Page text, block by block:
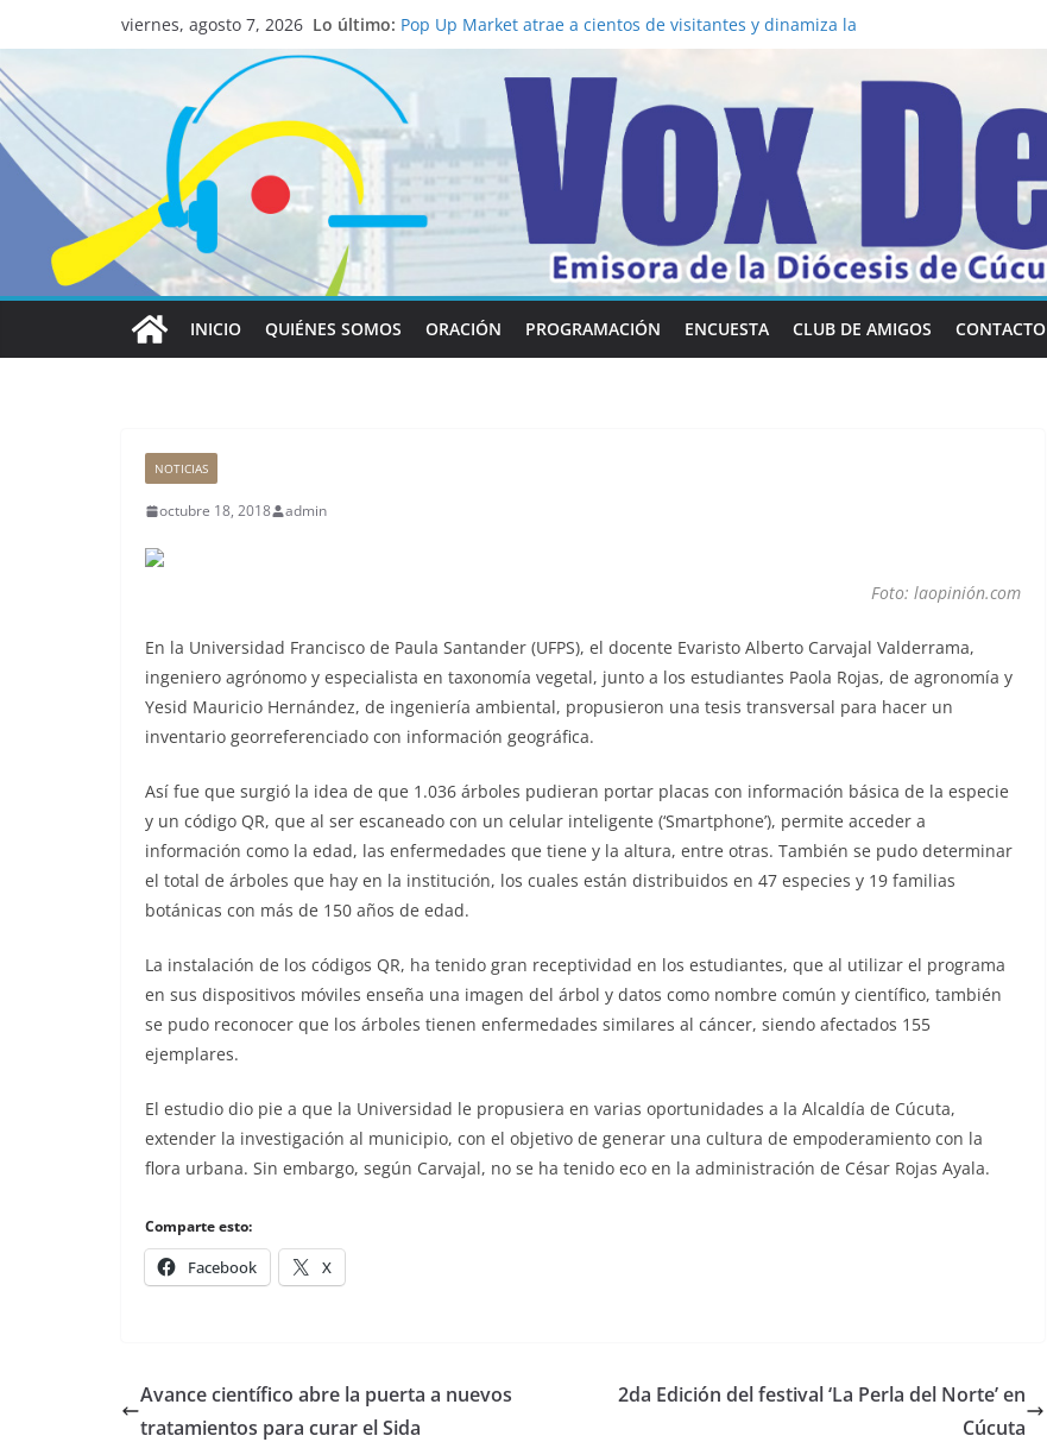
viernes, agosto 7, 2026 Lo último: católico para convertirse en “Superancianos”
Pop Up Market atrae a cientos de visitantes y dinamiza la
Salud mental a la mesa: la importancia de hablarlo en
familia
Lo que tienen en común la nueva Película Toy Story 5 y el
Papa León XIV
Realizadores de Vox Dei fortalecen su identidad
institucional y habilidades en comunicación visual
INICIO QUIÉNES SOMOS ORACIÓN PROGRAMACIÓN ENCUESTA CLUB DE AMIGOS CONTACTO
NOTICIAS
octubre 18, 2018 admin
Foto: laopinión.com
En la Universidad Francisco de Paula Santander (UFPS), el docente Evaristo Alberto Carvajal Valderrama,
ingeniero agrónomo y especialista en taxonomía vegetal, junto a los estudiantes Paola Rojas, de agronomía y
Yesid Mauricio Hernández, de ingeniería ambiental, propusieron una tesis transversal para hacer un
inventario georreferenciado con información geográfica.
Así fue que surgió la idea de que 1.036 árboles pudieran portar placas con información básica de la especie
y un código QR, que al ser escaneado con un celular inteligente (‘Smartphone’), permite acceder a
información como la edad, las enfermedades que tiene y la altura, entre otras. También se pudo determinar
el total de árboles que hay en la institución, los cuales están distribuidos en 47 especies y 19 familias
botánicas con más de 150 años de edad.
La instalación de los códigos QR, ha tenido gran receptividad en los estudiantes, que al utilizar el programa
en sus dispositivos móviles enseña una imagen del árbol y datos como nombre común y científico, también
se pudo reconocer que los árboles tienen enfermedades similares al cáncer, siendo afectados 155
ejemplares.
El estudio dio pie a que la Universidad le propusiera en varias oportunidades a la Alcaldía de Cúcuta,
extender la investigación al municipio, con el objetivo de generar una cultura de empoderamiento con la
flora urbana. Sin embargo, según Carvajal, no se ha tenido eco en la administración de César Rojas Ayala.
Comparte esto:
Facebook X
Avance científico abre la puerta a nuevos
tratamientos para curar el Sida
2da Edición del festival ‘La Perla del Norte’ en
Cúcuta